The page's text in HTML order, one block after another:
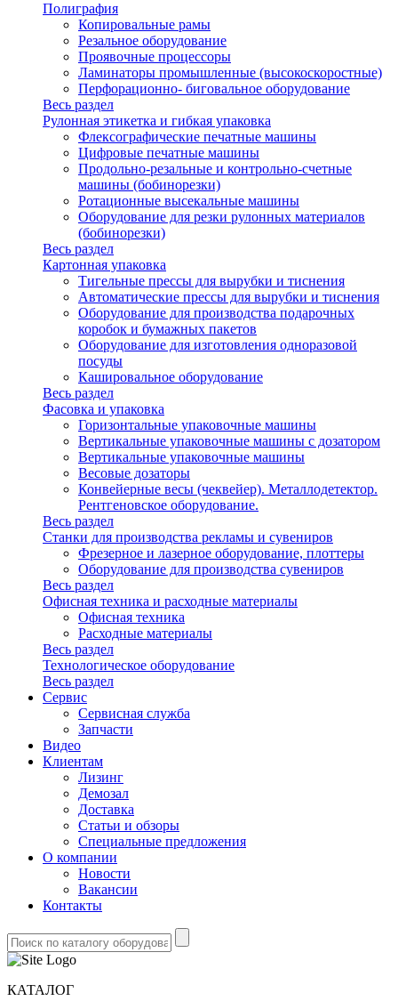
Полиграфия
Копировальные рамы
Резальное оборудование
Проявочные процессоры
Ламинаторы промышленные (высокоскоростные)
Перфорационно- биговальное оборудование
Весь раздел
Рулонная этикетка и гибкая упаковка
Флексографические печатные машины
Цифровые печатные машины
Продольно-резальные и контрольно-счетные
машины (бобинорезки)
Ротационные высекальные машины
Оборудование для резки рулонных материалов
(бобинорезки)
Весь раздел
Картонная упаковка
Тигельные прессы для вырубки и тиснения
Автоматические прессы для вырубки и тиснения
Оборудование для производства подарочных
коробок и бумажных пакетов
Оборудование для изготовления одноразовой
посуды
Кашировальное оборудование
Весь раздел
Фасовка и упаковка
Горизонтальные упаковочные машины
Вертикальные упаковочные машины с дозатором
Вертикальные упаковочные машины
Весовые дозаторы
Конвейерные весы (чеквейер). Металлодетектор.
Рентгеновское оборудование.
Весь раздел
Станки для производства рекламы и сувениров
Фрезерное и лазерное оборудование, плоттеры
Оборудование для производства сувениров
Весь раздел
Офисная техника и расходные материалы
Офисная техника
Расходные материалы
Весь раздел
Технологическое оборудование
Весь раздел
Сервис
Сервисная служба
Запчасти
Видео
Клиентам
Лизинг
Демозал
Доставка
Статьи и обзоры
Специальные предложения
О компании
Новости
Вакансии
Контакты
КАТАЛОГ